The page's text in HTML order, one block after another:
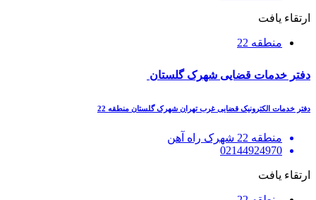
ارتقاء یافت
منطقه 22
دفتر خدمات قضایی شهرک گلستان
دفتر خدمات الکترونیک قضایی غرب تهران شهرک گلستان منطقه 22
منطقه 22 شهرک راه آهن
02144924970
ارتقاء یافت